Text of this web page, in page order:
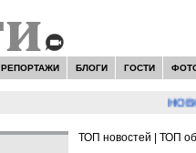
РЕПОРТАЖИ БЛОГИ ГОСТИ
ТОП новостей ТОП